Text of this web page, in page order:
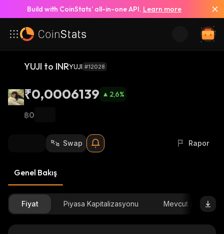
Build with CoinStats’ all-in-one API. Learn more
YUJI to INRYUJI #12028
₹0,0006139 2,6%
฿0
Swap Rapor
Genel Bakış
Fiyat Piyasa Kapitalizasyonu Mevcut arz